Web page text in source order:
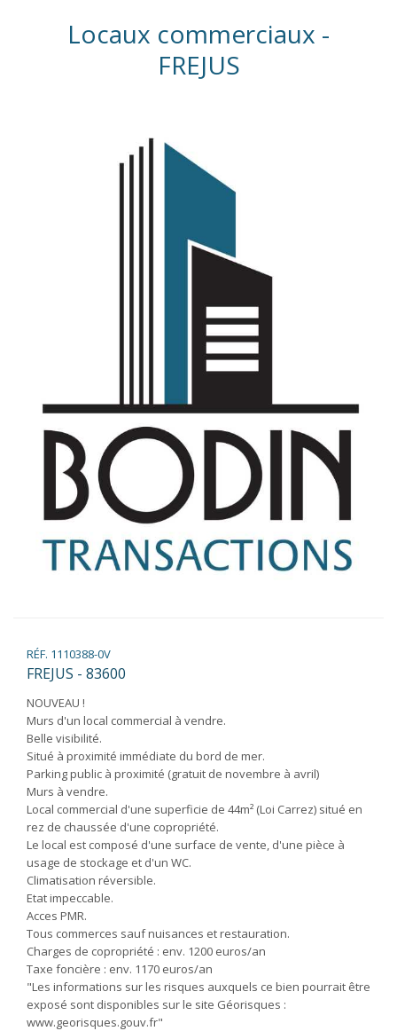
Locaux commerciaux -
FREJUS
RÉF. 1110388-0V
FREJUS - 83600
NOUVEAU !
Murs d'un local commercial à vendre.
Belle visibilité.
Situé à proximité immédiate du bord de mer.
Parking public à proximité (gratuit de novembre à avril)
Murs à vendre.
Local commercial d'une superficie de 44m² (Loi Carrez) situé en
rez de chaussée d'une copropriété.
Le local est composé d'une surface de vente, d'une pièce à
usage de stockage et d'un WC.
Climatisation réversible.
Etat impeccable.
Acces PMR.
Tous commerces sauf nuisances et restauration.
Charges de copropriété : env. 1200 euros/an
Taxe foncière : env. 1170 euros/an
"Les informations sur les risques auxquels ce bien pourrait être
exposé sont disponibles sur le site Géorisques :
www.georisques.gouv.fr"